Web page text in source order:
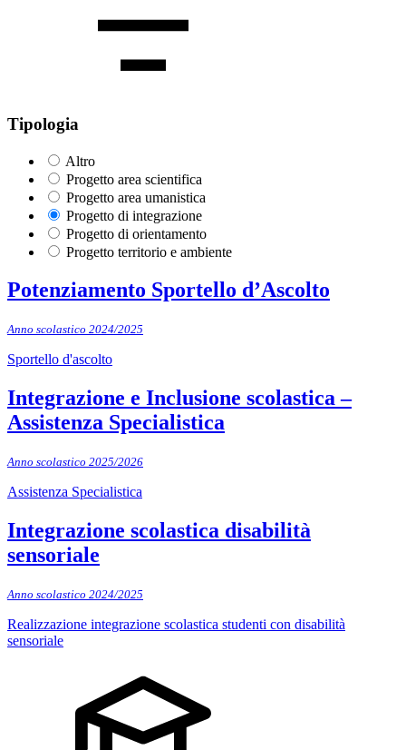
Tipologia
Altro
Progetto area scientifica
Progetto area umanistica
Progetto di integrazione
Progetto di orientamento
Progetto territorio e ambiente
Potenziamento Sportello d’Ascolto
Anno scolastico 2024/2025
Sportello d'ascolto
Integrazione e Inclusione scolastica –
Assistenza Specialistica
Anno scolastico 2025/2026
Assistenza Specialistica
Integrazione scolastica disabilità
sensoriale
Anno scolastico 2024/2025
Realizzazione integrazione scolastica studenti con disabilità
sensoriale